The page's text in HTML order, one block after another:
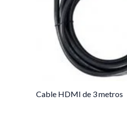
Cable HDMI de 3 metros